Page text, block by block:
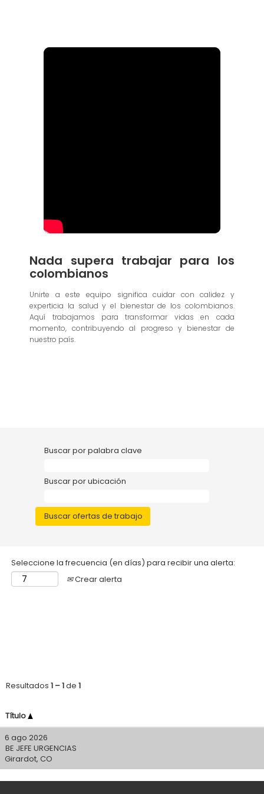
Nada supera trabajar para los
colombianos
Unirte a este equipo significa cuidar con calidez y
experticia la salud y el bienestar de los colombianos.
Aquí trabajamos para transformar vidas en cada
momento, contribuyendo al progreso y bienestar de
nuestro país.
Buscar por palabra clave
Buscar por ubicación
Seleccione la frecuencia (en días) para recibir una alerta:
Crear alerta
Resultados 1 – 1de 1
Título
6 ago 2026
BE JEFE URGENCIAS
Girardot, CO